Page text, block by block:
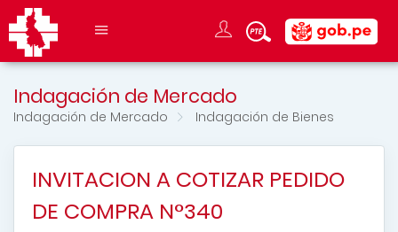
Indagación de Mercado
Indagación de Mercado Indagación de Bienes
INVITACION A COTIZAR PEDIDO
DE COMPRA N°340